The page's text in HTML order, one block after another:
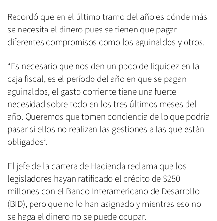
Recordó que en el último tramo del año es dónde más
se necesita el dinero pues se tienen que pagar
diferentes compromisos como los aguinaldos y otros.
“Es necesario que nos den un poco de liquidez en la
caja fiscal, es el período del año en que se pagan
aguinaldos, el gasto corriente tiene una fuerte
necesidad sobre todo en los tres últimos meses del
año. Queremos que tomen conciencia de lo que podría
pasar si ellos no realizan las gestiones a las que están
obligados”.
El jefe de la cartera de Hacienda reclama que los
legisladores hayan ratificado el crédito de $250
millones con el Banco Interamericano de Desarrollo
(BID), pero que no lo han asignado y mientras eso no
se haga el dinero no se puede ocupar.